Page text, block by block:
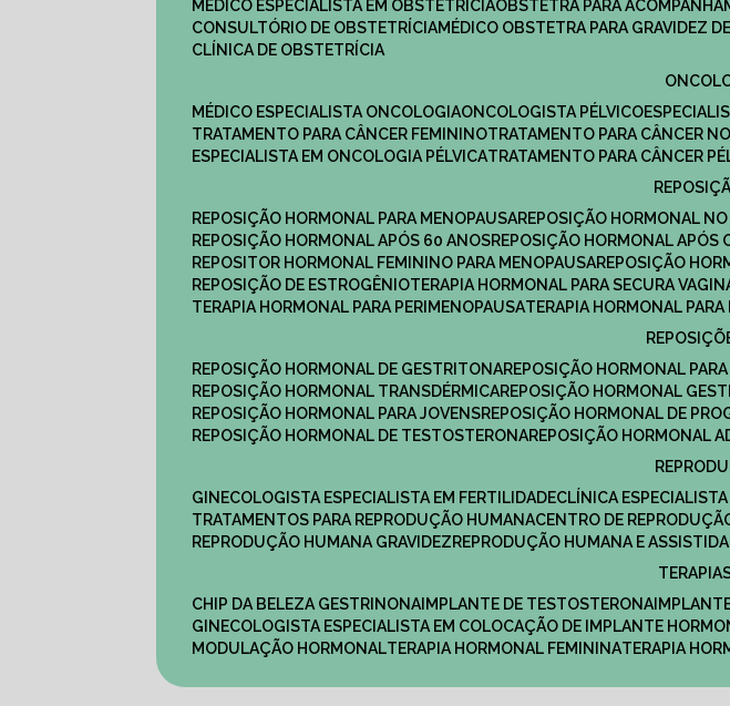
MÉDICO ESPECIALISTA EM OBSTETRÍCIA
OBSTETRA PARA
CONSULTÓRIO DE OBSTETRÍCIA
MÉDICO OBSTETRA PARA GRAVIDEZ
CLÍNICA DE OBSTETRÍCIA
MÉDICO ESPECIALISTA ONCOLOGIA
ONCOLOGISTA PÉLVICO
TRATAMENTO PARA CÂNCER FEMININO
TRATAMENTO PARA CÂNCER
ESPECIALISTA EM ONCOLOGIA PÉLVICA
TRATAMENTO PARA CÂNCER
REPOSIÇÃO HORMONAL PARA MENOPAUSA
REPOSIÇÃO HORMONAL
REPOSIÇÃO HORMONAL APÓS 60 ANOS
REPOSIÇÃO HORMONAL APÓS
REPOSITOR HORMONAL FEMININO PARA MENOPAUSA
REPOSIÇÃO
REPOSIÇÃO DE ESTROGÊNIO
TERAPIA HORMONAL PARA SECURA
TERAPIA HORMONAL PARA PERIMENOPAUSA
TERAPIA HORMONAL
REPOSIÇÃO HORMONAL DE GESTRITONA
REPOSIÇÃO HORMONAL
REPOSIÇÃO HORMONAL TRANSDÉRMICA
REPOSIÇÃO HORMONAL
REPOSIÇÃO HORMONAL PARA JOVENS
REPOSIÇÃO HORMONAL DE
REPOSIÇÃO HORMONAL DE TESTOSTERONA
REPOSIÇÃO HORMONAL
GINECOLOGISTA ESPECIALISTA EM FERTILIDADE
CLÍNICA
TRATAMENTOS PARA REPRODUÇÃO HUMANA
CENTRO DE
REPRODUÇÃO HUMANA GRAVIDEZ
REPRODUÇÃO HUMANA E ASSISTIDA
CHIP DA BELEZA GESTRINONA IMPLANTE DE TESTOSTERONA
GINECOLOGISTA ESPECIALISTA EM COLOCAÇÃO DE IMPLANTE
MODULAÇÃO HORMONAL
TERAPIA HORMONAL FEMININA TERAPIA